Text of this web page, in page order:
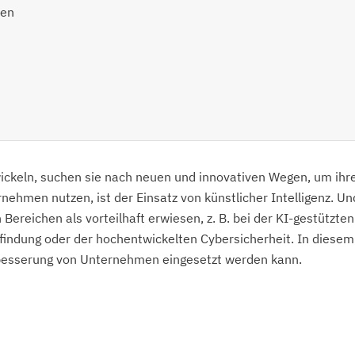
suchen sie nach neuen und innovativen Wegen, um
nutzen, ist der Einsatz von künstlicher Intelligenz.
als vorteilhaft erwiesen, z. B. bei der KI-gestützten
oder der hochentwickelten Cybersicherheit. In diesem
von Unternehmen eingesetzt werden kann.